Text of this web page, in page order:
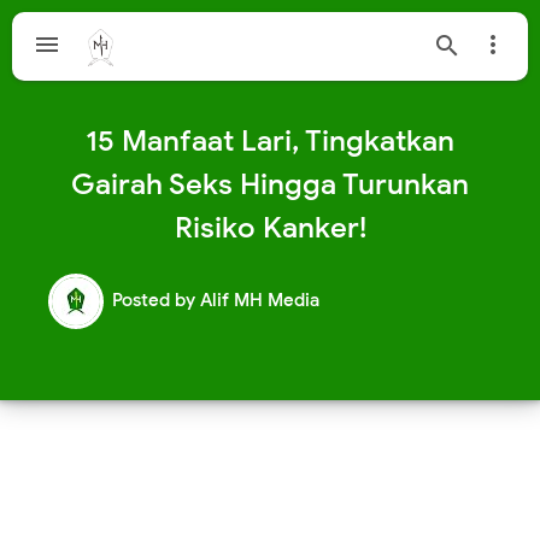
  
15 Manfaat Lari, Tingkatkan
Gairah Seks Hingga Turunkan
Risiko Kanker!
Posted by Alif MH Media